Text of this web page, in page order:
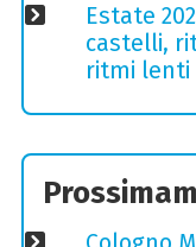
Estate
castelli,
ritmi lenti